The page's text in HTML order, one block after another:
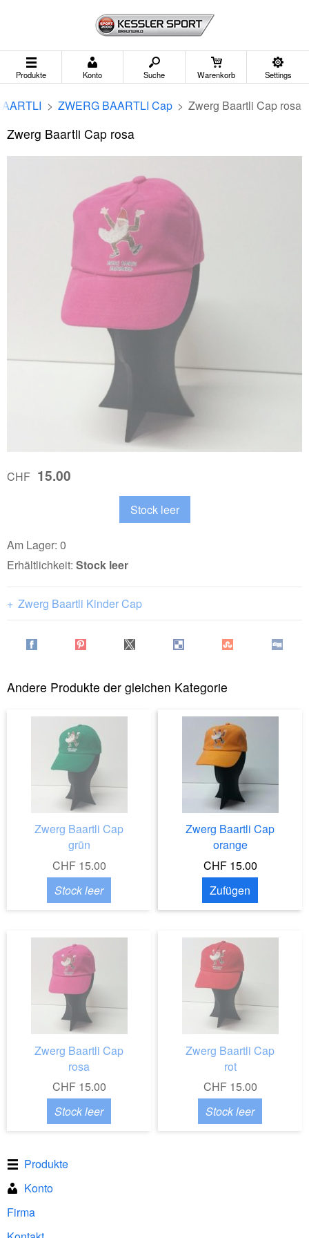
Produkte Konto Suche Warenkorb Settings
> ZWERG BAARTLI Cap > Zwerg Baartli Cap rosa
Zwerg Baartli Cap rosa
CHF 15.00
Am Lager: 0
Erhältlichkeit: Stock leer
Zwerg Baartli Kinder Cap
Andere Produkte der gleichen Kategorie
Zwerg Baartli Cap
grün
CHF 15.00
Stock leer
Zwerg Baartli Cap
orange
CHF 15.00
Zufügen
Zwerg Baartli Cap
rosa
CHF 15.00
Stock leer
Zwerg Baartli Cap
rot
CHF 15.00
Stock leer
Produkte
Konto
Firma